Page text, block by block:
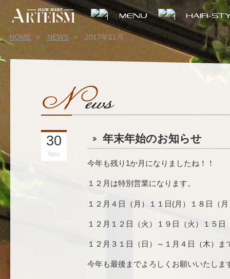
HOME > NEWS > 2017年11月
30
Nov
年末年始のお知らせ
今年も残り1か月になりましたね！！
１２月は特別営業になります。
１２月４日（月）１１日(月）１８日（
１２月１２日（火）１９日（火）１５
１２月３１日（日）～１月４日（木）
今年も最後までよろしくお願いいたしま